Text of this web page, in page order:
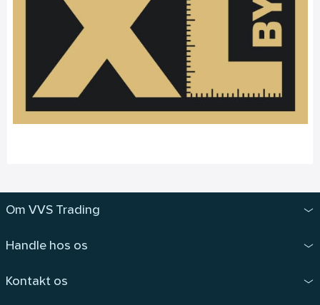
Om VVS Trading
Handle hos os
Kontakt os